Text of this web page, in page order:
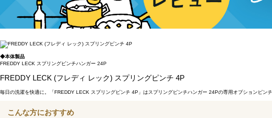
◆本体製品
FREDDY LECK スプリングピンチハンガー 24P
FREDDY LECK (フレディ レック) スプリングピンチ 4P
毎日の洗濯を快適に。「FREDDY LECK スプリングピンチ 4P」はスプリングピンチハンガー 24Pの専用オプションピ
こんな方におすすめ